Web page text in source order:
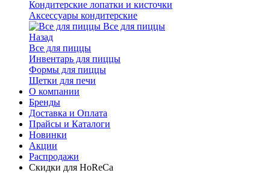
Кондитерские лопатки и кисточки
Аксессуары кондитерские
Все для пиццы
Назад
Все для пиццы
Инвентарь для пиццы
Формы для пиццы
Щетки для печи
О компании
Бренды
Доставка и Оплата
Прайсы и Каталоги
Новинки
Акции
Распродажи
Скидки для HoReCa